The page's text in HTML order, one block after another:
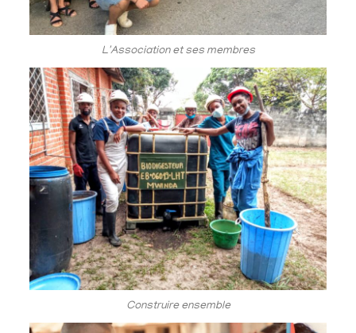
L'Association et ses membres
Construire ensemble